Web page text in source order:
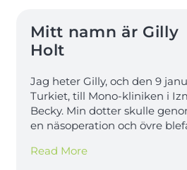
Mitt namn är Gilly
Holt
Jag heter Gilly, och den 9
Turkiet, till Mono-kliniken i
Becky. Min dotter skulle
en näsoperation och övre
Read More